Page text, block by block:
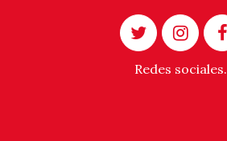
Redes sociales.